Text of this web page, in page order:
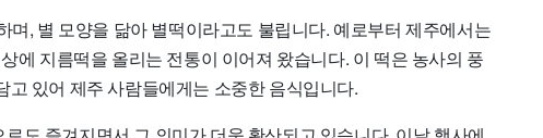
며, 별 모양을 닮아 별떡이라고도 불립니다. 예로부터 제주에서는
에 지름떡을 올리는 전통이 이어져 왔습니다. 이 떡은 농사의 풍
고 있어 제주 사람들에게는 소중한 음식입니다.